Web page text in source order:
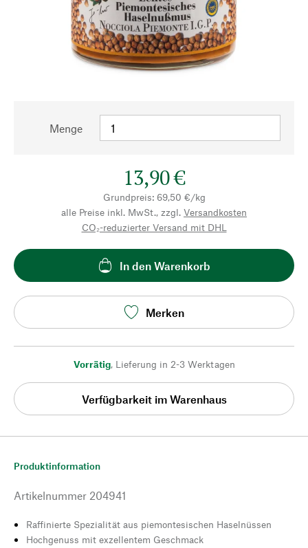
Menge
13,90 €
Grundpreis: 69,50 €/kg
alle Preise inkl. MwSt., zzgl. Versandkosten
CO₂-reduzierter Versand mit DHL
In den Warenkorb
Merken
Vorrätig, Lieferung in 2-3 Werktagen
Verfügbarkeit im Warenhaus
Produktinformation
Artikelnummer 204941
Raffinierte Spezialität aus piemontesischen Haselnüssen
Hochgenuss mit exzellentem Geschmack